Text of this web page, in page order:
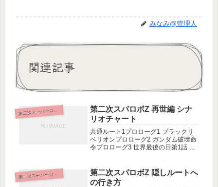
みなみ@管理人
関連記事
第二次スーパーロボット大戦z 再世篇
第二次スパロボZ 再世編 シナ
リオチャート
共通ルート1プロローグ1 ブラックリ
ベリオンプロローグ2 ガンダム破壊命
令プロローグ3 世界最後の日第1話 フ
ン達を見送る1-1.地球でクラッシャー
隊に参加→日本...
第 二次スーパーロボット大戦z 再世篇
第二次スパロボZ 隠しルートへ
の行き方